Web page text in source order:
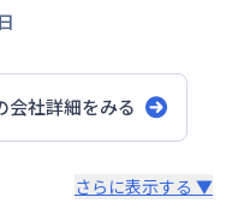
会社詳細をみる
さらに表示する ▼